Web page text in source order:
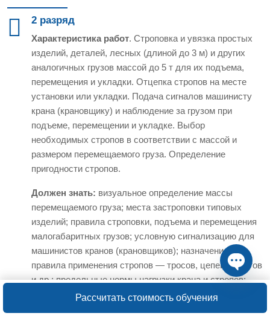
2 разряд
Характеристика работ. Строповка и увязка простых
изделий, деталей, лесных (длиной до 3 м) и других
аналогичных грузов массой до 5 т для их подъема,
перемещения и укладки. Отцепка стропов на месте
установки или укладки. Подача сигналов машинисту
крана (крановщику) и наблюдение за грузом при
подъеме, перемещении и укладке. Выбор
необходимых стропов в соответствии с массой и
размером перемещаемого груза. Определение
пригодности стропов.
Должен знать: визуальное определение массы
перемещаемого груза; места застроповки типовых
изделий; правила строповки, подъема и перемещения
малогабаритных грузов; условную сигнализацию для
машинистов кранов (крановщиков); назначение и
правила применения стропов — тросов, цепей, канатов
и др.; предельные нормы нагрузки крана и стропов;
требуемую длину и диаметр стропов для перемещения
Open
Рассчитать стоимость обучения